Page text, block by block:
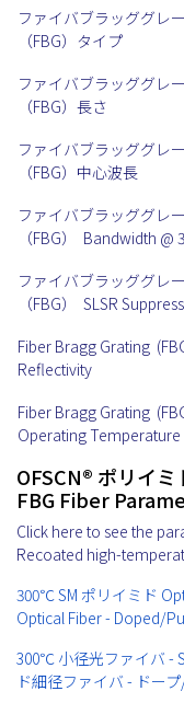
ファイバブラッググレ
（FBG）タイプ
ファイバブラッググレ
（FBG）長さ
ファイバブラッググレ
（FBG）中心波長
ファイバブラッググレ
（FBG） Bandwidth @
ファイバブラッググレ
（FBG） SLSR
Fiber Bragg Grating
Reflectivity
Fiber Bragg Grating
Operating Temperature
OFSCN® ポリイ
FBG Fiber
Click here to see the
Recoated high-
300℃ SM ポリイミド
Optical Fiber - Doped/
300℃ 小径光ファイバ -
ド細径ファイバ - ドー